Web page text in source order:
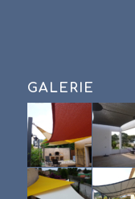
GALERIE